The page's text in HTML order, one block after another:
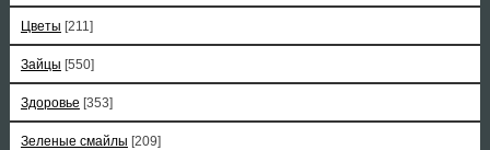
Цветы [211]
Зайцы [550]
Здоровье [353]
Зеленые смайлы [209]